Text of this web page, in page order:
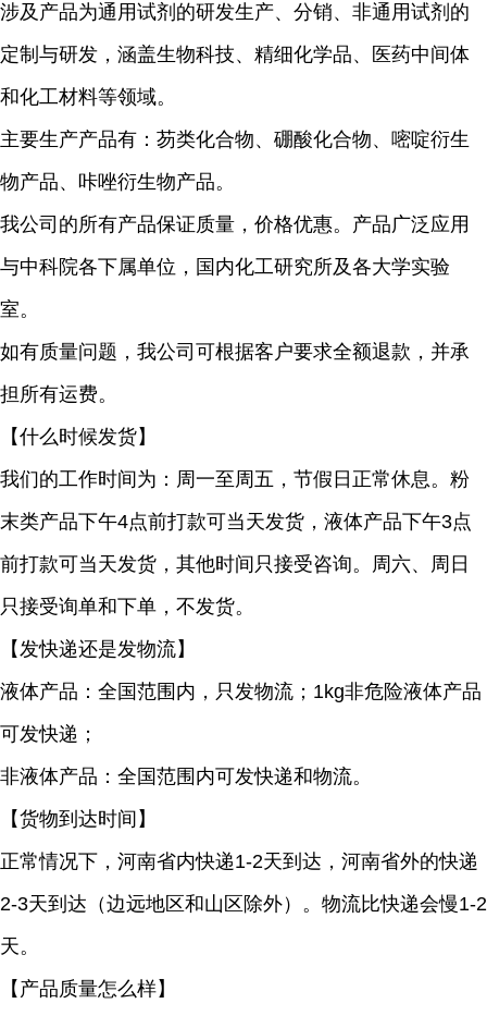
涉及产品为通用试剂的研发生产、分销、非通用试剂的
定制与研发，涵盖生物科技、精细化学品、医药中间体
和化工材料等领域。
主要生产产品有：芴类化合物、硼酸化合物、嘧啶衍生
物产品、咔唑衍生物产品。
我公司的所有产品保证质量，价格优惠。产品广泛应用
与中科院各下属单位，国内化工研究所及各大学实验
室。
如有质量问题，我公司可根据客户要求全额退款，并承
担所有运费。
【什么时候发货】
我们的工作时间为：周一至周五，节假日正常休息。粉
末类产品下午4点前打款可当天发货，液体产品下午3点
前打款可当天发货，其他时间只接受咨询。周六、周日
只接受询单和下单，不发货。
【发快递还是发物流】
液体产品：全国范围内，只发物流；1kg非危险液体产品
可发快递；
非液体产品：全国范围内可发快递和物流。
【货物到达时间】
正常情况下，河南省内快递1-2天到达，河南省外的快递
2-3天到达（边远地区和山区除外）。物流比快递会慢1-2
天。
【产品质量怎么样】